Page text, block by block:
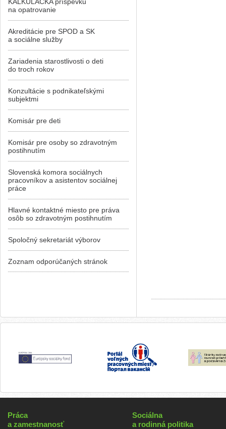
na opatrovanie
Akreditácie pre SPOD a SK
a sociálne služby
Zariadenia starostlivosti o deti
do troch rokov
Konzultácie s podnikateľskými
subjektmi
Komisár pre deti
Komisár pre osoby so zdravotným
postihnutím
Slovenská komora sociálnych
pracovníkov a asistentov sociálnej
práce
Hlavné kontaktné miesto pre práva
osôb so zdravotným postihnutím
Spoločný sekretariát výborov
Zoznam odporúčaných stránok
Práca
a zamestnanosť
Sociálna
a rodinná politika